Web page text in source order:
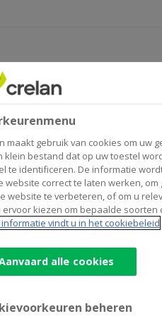
vzw Pajot Begot voor
of kansarme
maakt gebruik van cookies om uw
klein bestand dat op uw toestel
te identificeren. De informatie
website correct te laten werken,
website te verbeteren, of om u
ervoor kiezen om bepaalde soorten
vindt u in het cookiebeleid
alle cookies
beheren